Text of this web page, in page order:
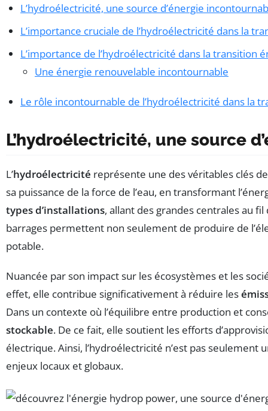
L’hydroélectricité, une source d’énergie
L’importance cruciale de l’hydroélectricité dans la
L’importance de l’hydroélectricité dans la transition
Une énergie renouvelable incontournable
Le rôle incontournable de l’hydroélectricité dans la
L’hydroélectricité, une source
L’hydroélectricité représente une des véritables clés
sa puissance de la force de l’eau, en transformant
types d’installations, allant des grandes centrales au
barrages permettent non seulement de produire de
potable.
Nuancée par son impact sur les écosystèmes et les
effet, elle contribue significativement à réduire les
Dans un contexte où l’équilibre entre production et
stockable. De ce fait, elle soutient les efforts
électrique. Ainsi, l’hydroélectricité n’est pas
enjeux locaux et globaux.